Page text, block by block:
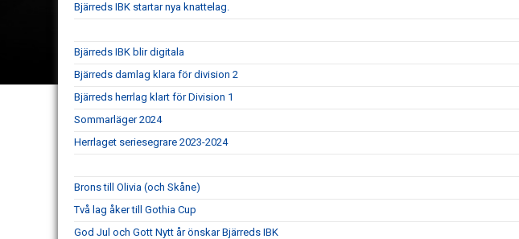
Bjärreds IBK startar nya knattelag.
Bjärreds IBK blir digitala
Bjärreds damlag klara för division 2
Bjärreds herrlag klart för Division 1
Sommarläger 2024
Herrlaget seriesegrare 2023-2024
Brons till Olivia (och Skåne)
Två lag åker till Gothia Cup
God Jul och Gott Nytt år önskar Bjärreds IBK